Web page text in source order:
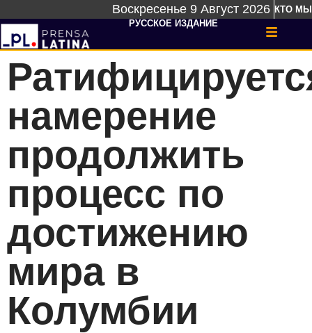
Воскресенье 9 Август 2026 КТО МЫ
РУССКОЕ ИЗДАНИЕ
намерение
продолжить
процесс по
достижению
мира в
Колумбии